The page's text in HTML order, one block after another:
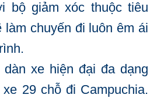
bộ giảm xóc thuộc tiêu
làm chuyến đi luôn êm ái
xe hiện đại đa dạng
29 chỗ đi Campuchia.